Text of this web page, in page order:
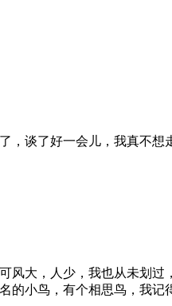
谈了好一会儿，我真不
大，人少，我也从未划
小鸟，有个相思鸟，我